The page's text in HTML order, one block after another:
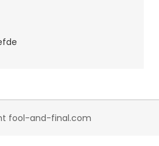
fool-and-final.com